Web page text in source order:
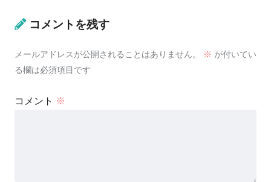
コメントを残す
メールアドレスが公開されることはありません。 ※ が付いてい
る欄は必須項目です
コメント ※